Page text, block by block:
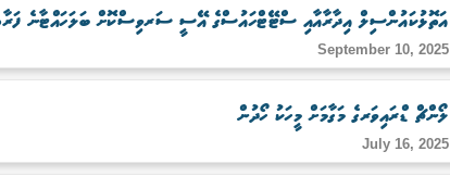
އަތޮޅުކައުންސިލް އިދާރާއާއި ސްޓޭޓްހައުސްގެ އޭސީ ސަރވިސްކޮށް ބަލަހައްޓާނެ
September 10, 2025
ލޯންޗް ޑްރައިވަރގެ މަގާމަށް މީހަކު ހޯދުން
July 16, 2025